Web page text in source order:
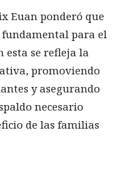
Euan ponderó que
para el
esta se refleja la
promoviendo
y asegurando
necesario
de las familias